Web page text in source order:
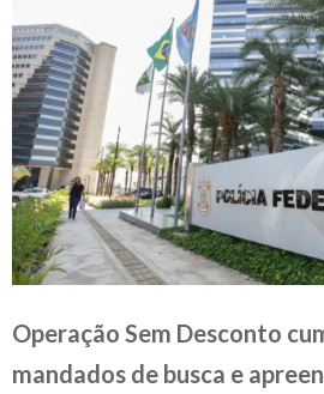
Operação Sem Desconto
mandados de busca e